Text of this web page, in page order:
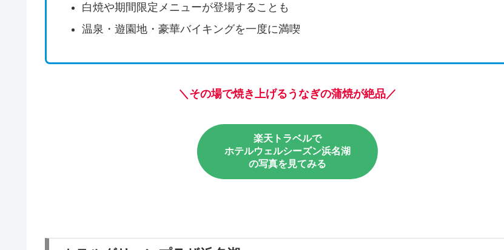
白焼や期間限定メニューが登場することも
温泉・遊園地・豪華バイキングを一度に満喫
＼その場で焼き上げるうなぎの蒲焼が絶品／
楽天トラベルで
ホテルウェルシーズン浜名湖
の写真を見てみる